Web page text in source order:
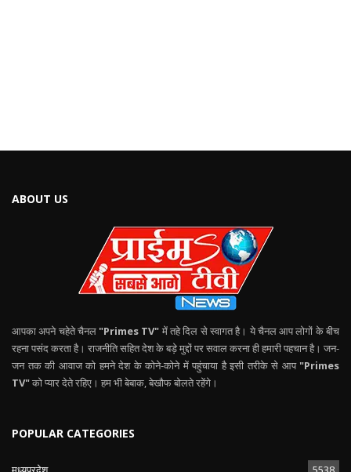
ABOUT US
आपका अपने चहेते चैनल "Primes TV" में तहे दिल से स्वागत है। ये चैनल आप लोगों के बीच
रहना पसंद करता है। राजनीति सहित देश के बड़े मुद्दों पर सवाल करना ही हमारी पहचान है। जन-
जन तक की आवाज को हमने देश के कोने-कोने में पहुंचाया है इसी तरीके से आप "Primes
TV"को प्यार देते रहिए। हम भी बेबाक, बेखौफ बोलते रहेंगे।
POPULAR CATEGORIES